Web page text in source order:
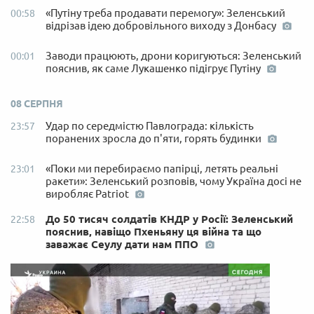
00:58
«Путіну треба продавати перемогу»: Зеленський
відрізав ідею добровільного виходу з Донбасу
00:01
Заводи працюють, дрони коригуються: Зеленський
пояснив, як саме Лукашенко підігрує Путіну
08 СЕРПНЯ
23:57
Удар по середмістю Павлограда: кількість
поранених зросла до п'яти, горять будинки
23:01
«Поки ми перебираємо папірці, летять реальні
ракети»: Зеленський розповів, чому Україна досі не
виробляє Patriot
22:58
До 50 тисяч солдатів КНДР у Росії: Зеленський
пояснив, навіщо Пхеньяну ця війна та що
заважає Сеулу дати нам ППО